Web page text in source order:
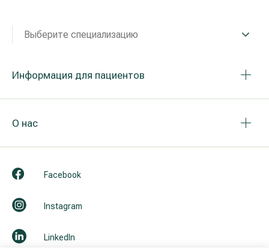
Выберите специализацию
Информация для пациентов
О нас
Facebook
Instagram
LinkedIn
Все услуги